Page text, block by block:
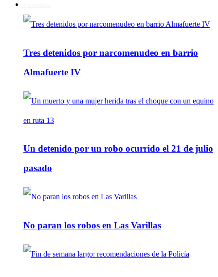
Tres detenidos por narcomenudeo en barrio
Almafuerte IV
Un detenido por un robo ocurrido el 21 de julio
pasado
No paran los robos en Las Varillas